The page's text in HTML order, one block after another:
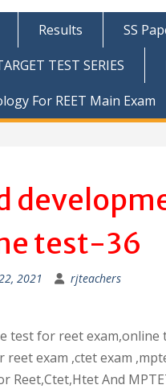
Results SS
TEST SERIES
For REET Main Exam
test-36
2021 rjteachers
test for reet
reet exam ,ctet exam
Reet,Ctet,Htet And